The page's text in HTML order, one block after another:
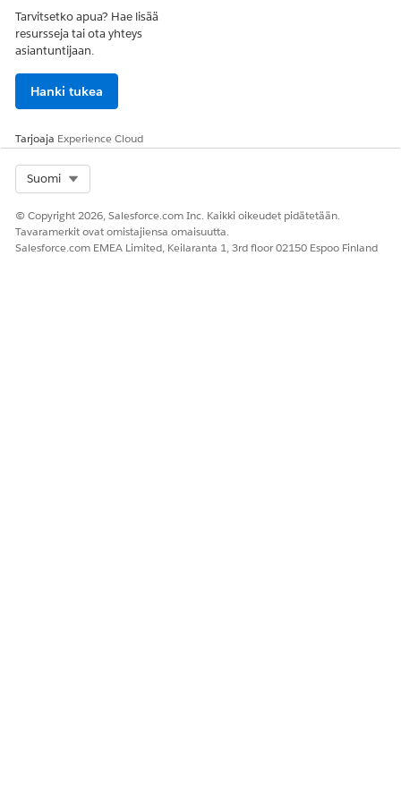
Tarvitsetko apua? Hae lisää
resursseja tai ota yhteys
asiantuntijaan.
Hanki tukea
Tarjoaja Experience Cloud
Suomi
© Copyright 2026, Salesforce.com Inc. Kaikki oikeudet pidätetään.
Tavaramerkit ovat omistajiensa omaisuutta.
Salesforce.com EMEA Limited, Keilaranta 1, 3rd floor 02150 Espoo Finland